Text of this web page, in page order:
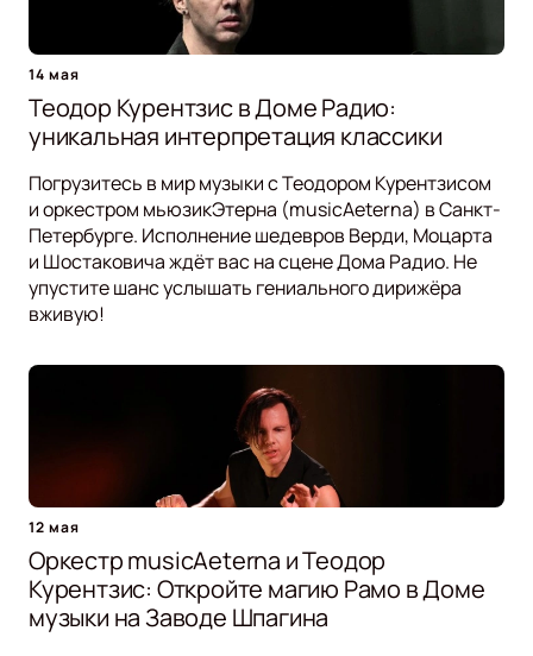
14 мая
Теодор Курентзис в Доме Радио:
уникальная интерпретация классики
Погрузитесь в мир музыки с Теодором Курентзисом
и оркестром мьюзикЭтерна (musicAeterna) в Санкт-
Петербурге. Исполнение шедевров Верди, Моцарта
и Шостаковича ждёт вас на сцене Дома Радио. Не
упустите шанс услышать гениального дирижёра
вживую!
12 мая
Оркестр musicAeterna и Теодор
Курентзис: Откройте магию Рамо в Доме
музыки на Заводе Шпагина